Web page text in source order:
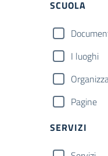
Filtri
SCUOLA
I luoghi
Pagine
SERVIZI